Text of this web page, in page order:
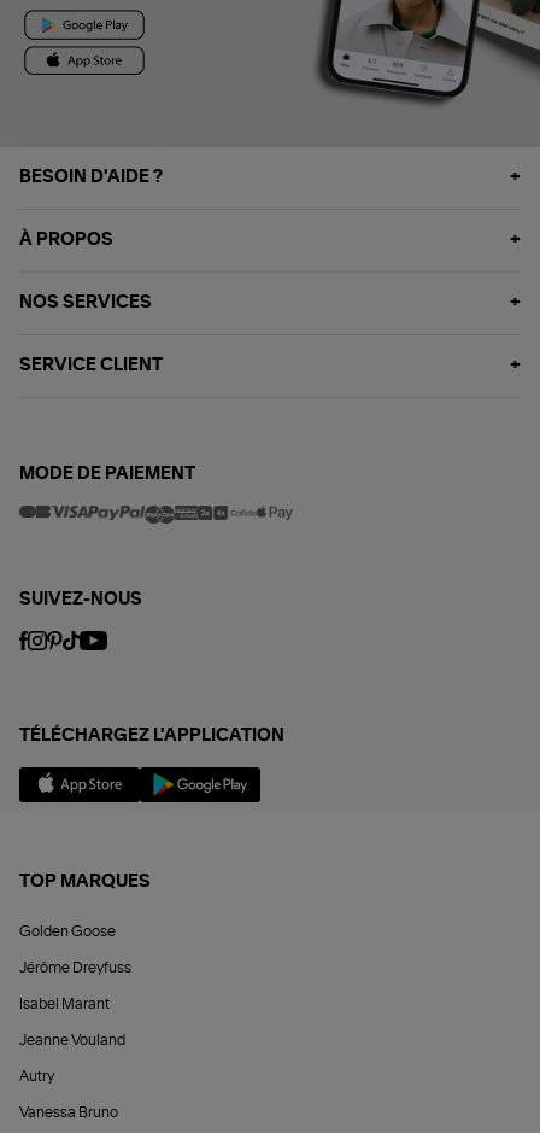
BESOIN D'AIDE ?
À PROPOS
NOS SERVICES
SERVICE CLIENT
MODE DE PAIEMENT
SUIVEZ-NOUS
TÉLÉCHARGEZ L'APPLICATION
TOP MARQUES
Golden Goose
Jérôme Dreyfuss
Isabel Marant
Jeanne Vouland
Autry
Vanessa Bruno